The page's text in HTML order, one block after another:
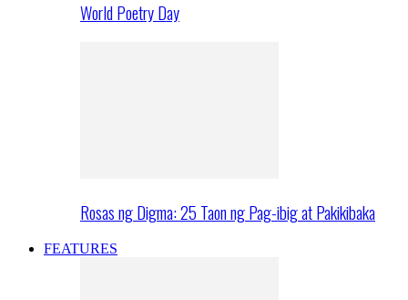
World Poetry Day
Rosas ng Digma: 25 Taon ng Pag-ibig at Pakikibaka
FEATURES